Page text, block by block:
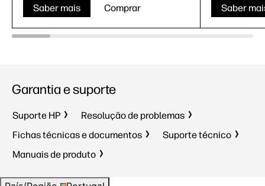
Saber mais Comprar Saber
Garantia e suporte
Suporte HP
Resolução de problemas
Fichas técnicas e documentos
Suporte técnico
Manuais de produto